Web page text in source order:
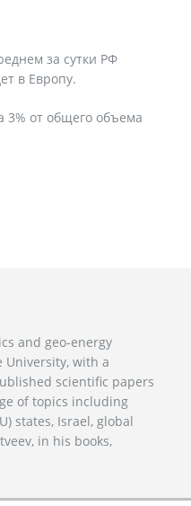
за сутки РФ
в Европу.
3% от общего объема
and geo-energy
University, with a
scientific papers
of topics including
states, Israel, global
in his books,